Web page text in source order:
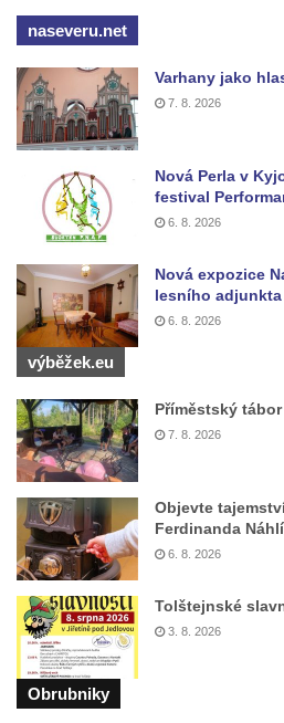
Mikulášovicích
Kříž Ließnerových naproti Mikovu v
Mikulášovicích
Kříž u Mikulášovického potoka
Lissnerův kříž u domu čp. 39 v
Mikulášovicích
Mikulášovicích
Marchnerův (Zelený) kříž naproti
35 v Mikulášovicích
Mikulášovicích
Kříž na Kostelní stezce v
Maazův kříž na Kostelní stezce v
Mikulášovicích
Boží muka na Kostelní stezce v
Mikulášovicích
Franzeho kříž u domu čp. 356 v
Mikulášovicích
Hammerberský kříž na křižovatce
domy čp. 739 a 758 v Mikulášovicích
naseveru.net
Varhany jako
7. 8. 2026
Nová Perla v
festival
6. 8. 2026
Nová expozice
lesního
6. 8. 2026
výběžek.eu
Příměstský tábor
7. 8. 2026
Objevte
Ferdinanda
6. 8. 2026
Tolštejnské
3. 8. 2026
Obrubniky